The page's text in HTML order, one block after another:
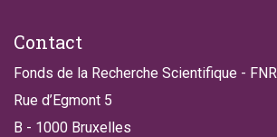
Contact
Fonds de la Recherche Scientifique -
Rue d’Egmont 5
B - 1000 Bruxelles